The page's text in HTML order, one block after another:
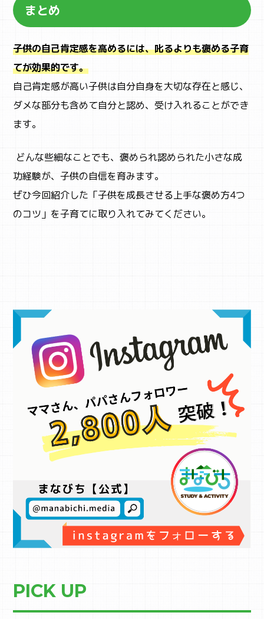
まとめ
子供の自己肯定感を高めるには、叱るよりも褒める子育
てが効果的です。
自己肯定感が高い子供は自分自身を大切な存在と感じ、
ダメな部分も含めて自分と認め、受け入れることができ
ます。
どんな些細なことでも、褒められ認められた小さな成
功経験が、子供の自信を育みます。
ぜひ今回紹介した「子供を成長させる上手な褒め方4つ
のコツ」を子育てに取り入れてみてください。
PICK UP